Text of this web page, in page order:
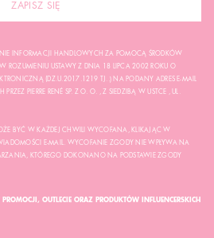
ZAPISZ SIĘ
INFORMACJI HANDLOWYCH ZA POMOCĄ ŚRODKÓW
ROZUMIENIU USTAWY Z DNIA 18 LIPCA 2002 ROKU O
(DZ.U.2017.1219 TJ..) NA PODANY ADRES E-MAIL
PIERRE RENÉ SP. Z O. O. , Z SIEDZIBĄ W USTCE , UL.
BYĆ W KAŻDEJ CHWILI WYCOFANA, KLIKAJĄC W
E-MAIL. WYCOFANIE ZGODY NIE WPŁYWA NA
KTÓREGO DOKONANO NA PODSTAWIE ZGODY
OUTLECIE ORAZ PRODUKTÓW INFLUENCERSKICH